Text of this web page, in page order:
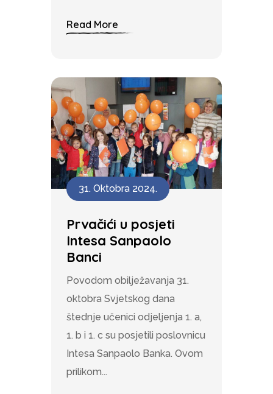
Read More
31. Oktobra 2024.
Prvačići u posjeti
Intesa Sanpaolo
Banci
Povodom obilježavanja 31.
oktobra Svjetskog dana
štednje učenici odjeljenja 1. a,
1. b i 1. c su posjetili poslovnicu
Intesa Sanpaolo Banka. Ovom
prilikom...